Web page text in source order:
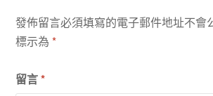
發佈留言必須填寫的電子郵件地址不會
標示為*
留言*